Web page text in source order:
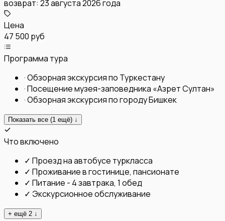
возврат: 23 августа 2026 года
Цена
47 500 руб
Программа тура
·Обзорная экскурсия по Туркестану
·Посещение музея-заповедника «Азрет Султан»
·Обзорная экскурсия по городу Бишкек
Показать все (1 ещё) ↓
Что включено
✓ Проезд на автобусе туркласса
✓ Проживание в гостинице, пансионате
✓ Питание - 4 завтрака, 1 обед
✓ Экскурсионное обслуживание
+ ещё 2 ↓